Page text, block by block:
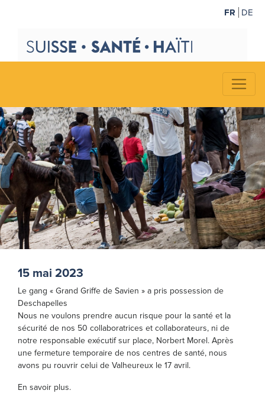
FR DE
15 mai 2023
Le gang « Grand Griffe de Savien » a pris possession de
Deschapelles
Nous ne voulons prendre aucun risque pour la santé et la
sécurité de nos 50 collaboratrices et collaborateurs, ni de
notre responsable exécutif sur place, Norbert Morel. Après
une fermeture temporaire de nos centres de santé, nous
avons pu rouvrir celui de Valheureux le 17 avril.
En savoir plus.